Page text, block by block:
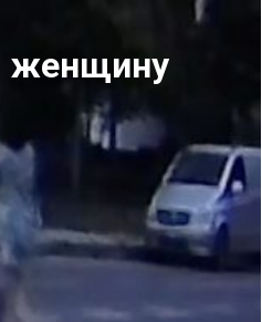
женщину